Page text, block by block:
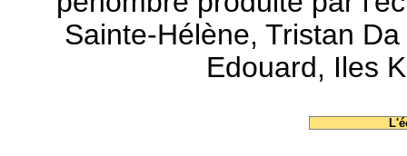
Sainte-Hélène, Tristan
Edouard, Iles